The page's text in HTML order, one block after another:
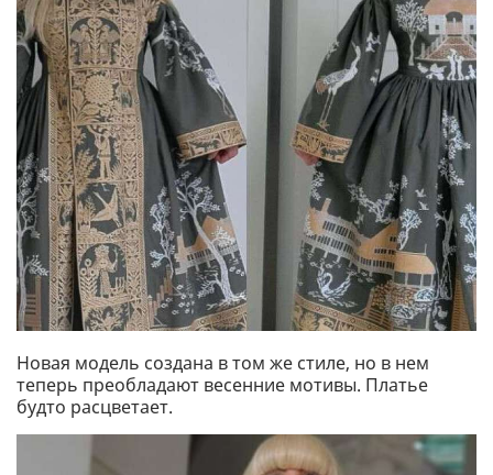
Новая модель создана в том же стиле, но в нем
теперь преобладают весенние мотивы. Платье
будто расцветает.